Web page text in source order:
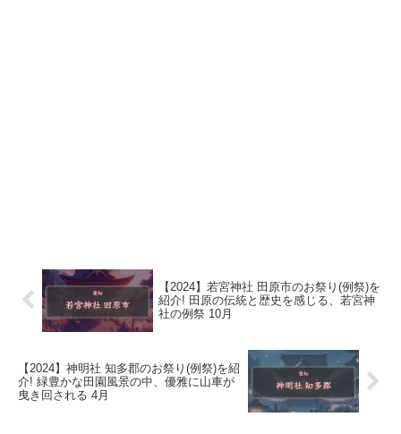
【2024】若宮神社 田原市のお祭り(例祭)を
紹介! 田原の伝統と歴史を感じる、若宮神
社の例祭 10月
【2024】神明社 知多郡のお祭り(例祭)を紹
介! 緑豊かな田園風景の中、優雅に山車が
曳き回される 4月